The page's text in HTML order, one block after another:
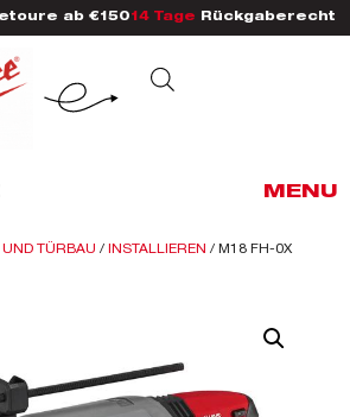
ab €150 14 Tage Rückgaberecht
MENU
UND TÜRBAU / INSTALLIEREN / M18 FH-0X